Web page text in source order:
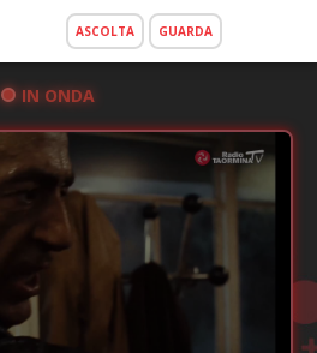
ASCOLTA GUARDA
IN ONDA